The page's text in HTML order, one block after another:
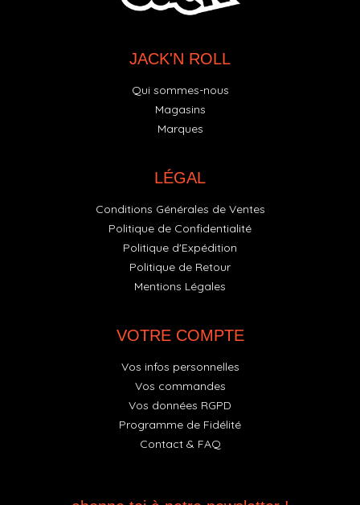
JACK'N ROLL
Qui sommes-nous
Magasins
Marques
LÉGAL
Conditions Générales de Ventes
Politique de Confidentialité
Politique d'Expédition
Politique de Retour
Mentions Légales
VOTRE COMPTE
Vos infos personnelles
Vos commandes
Vos données RGPD
Programme de Fidélité
Contact & FAQ